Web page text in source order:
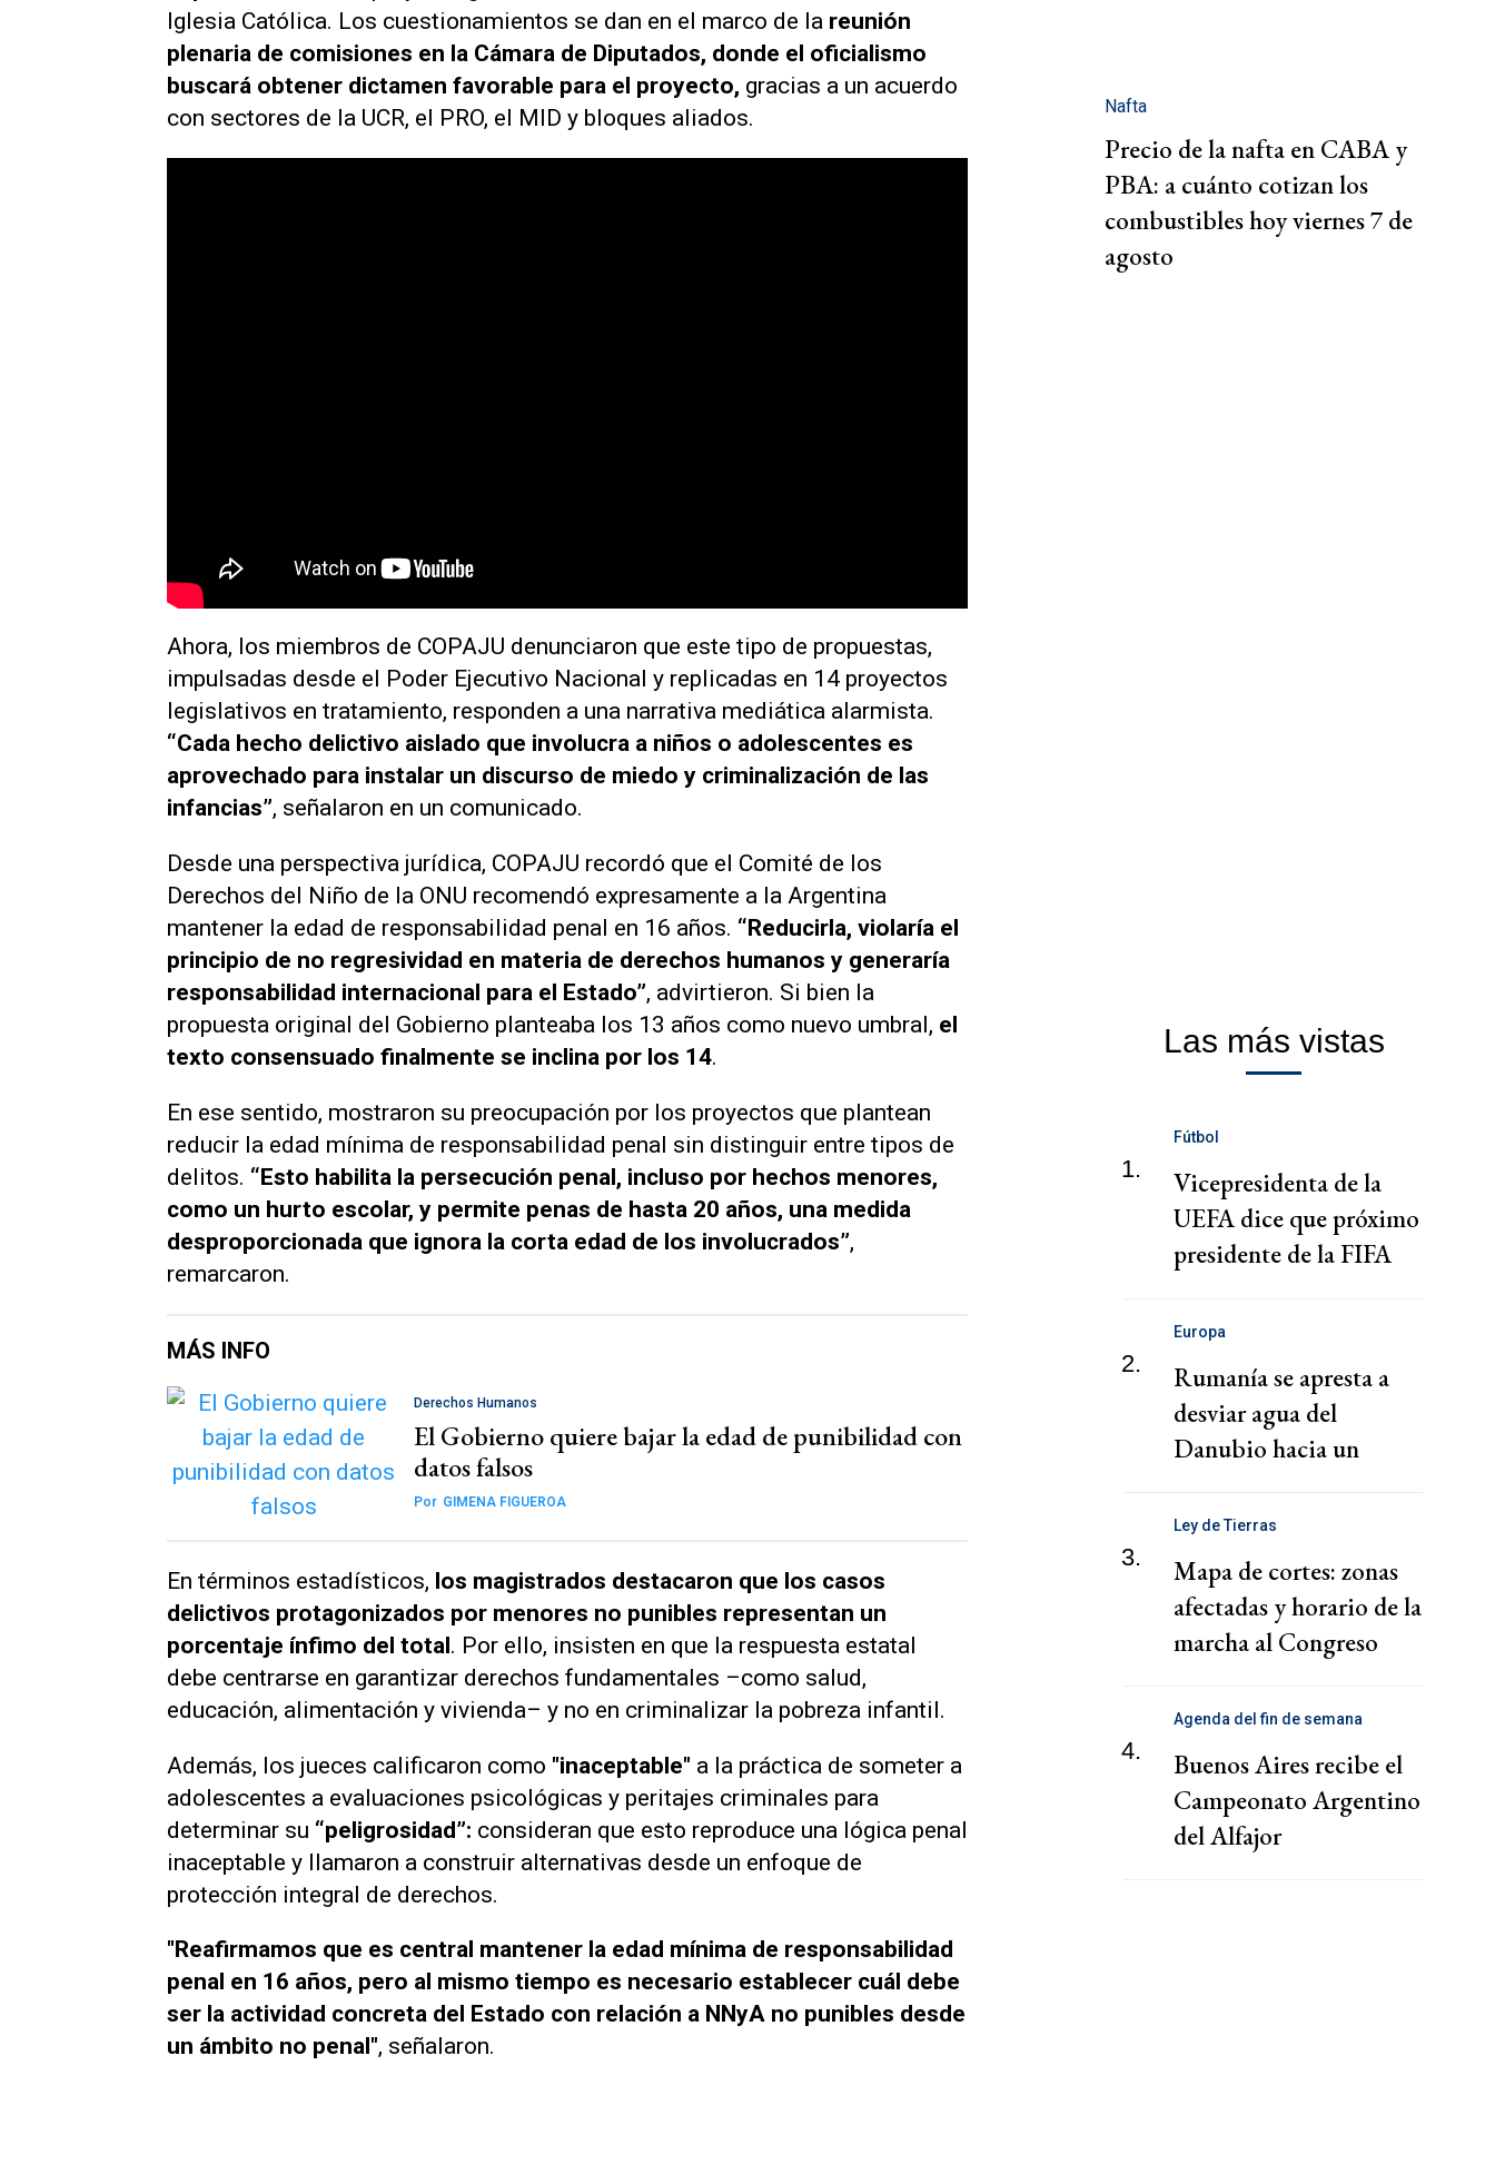
Iglesia Católica. Los cuestionamientos se dan en el marco de la reunión
plenaria de comisiones en la Cámara de Diputados, donde el oficialismo
buscará obtener dictamen favorable para el proyecto, gracias a un acuerdo
con sectores de la UCR, el PRO, el MID y bloques aliados.
Ahora, los miembros de COPAJU denunciaron que este tipo de propuestas,
impulsadas desde el Poder Ejecutivo Nacional y replicadas en 14 proyectos
legislativos en tratamiento, responden a una narrativa mediática alarmista.
“Cada hecho delictivo aislado que involucra a niños o adolescentes es
aprovechado para instalar un discurso de miedo y criminalización de las
infancias”, señalaron en un comunicado.
Desde una perspectiva jurídica, COPAJU recordó que el Comité de los
Derechos del Niño de la ONU recomendó expresamente a la Argentina
mantener la edad de responsabilidad penal en 16 años. “Reducirla, violaría el
principio de no regresividad en materia de derechos humanos y generaría
responsabilidad internacional para el Estado”, advirtieron. Si bien la
propuesta original del Gobierno planteaba los 13 años como nuevo umbral, el
texto consensuado finalmente se inclina por los 14.
En ese sentido, mostraron su preocupación por los proyectos que plantean
reducir la edad mínima de responsabilidad penal sin distinguir entre tipos de
delitos. “Esto habilita la persecución penal, incluso por hechos menores,
como un hurto escolar, y permite penas de hasta 20 años, una medida
desproporcionada que ignora la corta edad de los involucrados”,
remarcaron.
MÁS INFO
Derechos Humanos
El Gobierno quiere bajar la edad de punibilidad con
datos falsos
Por GIMENA FIGUEROA
En términos estadísticos, los magistrados destacaron que los casos
delictivos protagonizados por menores no punibles representan un
porcentaje ínfimo del total. Por ello, insisten en que la respuesta estatal
debe centrarse en garantizar derechos fundamentales –como salud,
educación, alimentación y vivienda– y no en criminalizar la pobreza infantil.
Además, los jueces calificaron como "inaceptable" a la práctica de someter a
adolescentes a evaluaciones psicológicas y peritajes criminales para
determinar su “peligrosidad”: consideran que esto reproduce una lógica penal
inaceptable y llamaron a construir alternativas desde un enfoque de
protección integral de derechos.
"Reafirmamos que es central mantener la edad mínima de responsabilidad
penal en 16 años, pero al mismo tiempo es necesario establecer cuál debe
ser la actividad concreta del Estado con relación a NNyA no punibles desde
un ámbito no penal", señalaron.
Nafta
Precio de la nafta en CABA y
PBA: a cuánto cotizan los
combustibles hoy viernes 7 de
agosto
Las más vistas
1.
Fútbol
Vicepresidenta de la
UEFA dice que próximo
presidente de la FIFA
del deporte"
2.
Europa
Rumanía se apresta a
desviar agua del
Danubio hacia un
inminente parada
3.
Ley de Tierras
Mapa de cortes: zonas
afectadas y horario de la
marcha al Congreso
4.
Agenda del fin de semana
Buenos Aires recibe el
Campeonato Argentino
del Alfajor